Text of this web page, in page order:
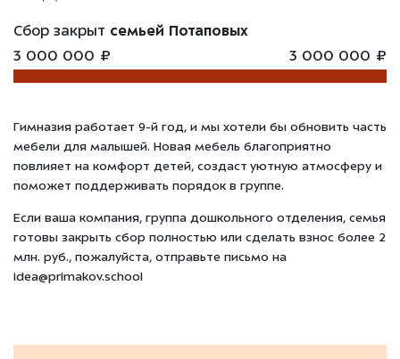
Сбор закрыт семьей Потаповых
3 000 000 ₽ 3 000 000 ₽
Гимназия работает 9-й год, и мы хотели бы обновить часть
мебели для малышей. Новая мебель благоприятно
повлияет на комфорт детей, создаст уютную атмосферу и
поможет поддерживать порядок в группе.
Если ваша компания, группа дошкольного отделения, семья
готовы закрыть сбор полностью или сделать взнос более 2
млн. руб., пожалуйста, отправьте письмо на
idea@primakov.school